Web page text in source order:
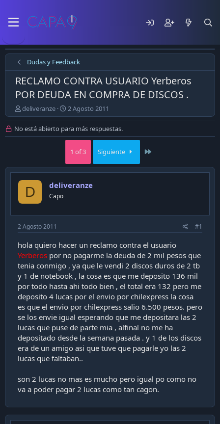
Dudas y Feedback
RECLAMO CONTRA USUARIO Yerberos
POR DEUDA EN COMPRA DE DISCOS .
E
m
p
e
l
t
m
a
deliveranze
F
e
c
h
d
p
b
c
c
ó
n
2 Agosto 2011
No está abierto para más respuestas.
1 of 3 Siguiente
D deliveranze
Capo
2 Agosto 2011 #1
hola quiero hacer un reclamo contra el usuario
Yerberos por no pagarme la deuda de 2 mil pesos que
tenia conmigo , ya que le vendi 2 discos duros de 2 tb
y 1 de notebook , la cosa es que me deposito 136 mil
por todo hasta ahi todo bien , el total era 132 pero me
deposito 4 lucas por el envio por chilexpress la cosa
es que el envio por chilexpress salio 6.500 pesos. pero
se los envie igual esperando que me depositara las 2
lucas que puse de parte mia , alfinal no me ha
depositado desde la semana pasada . y 1 de los discos
era de un amigo asi que tuve que pagarle yo las 2
lucas que faltaban..
son 2 lucas no mas es mucho pero igual po como no
va a poder pagar 2 lucas como tan cagon.